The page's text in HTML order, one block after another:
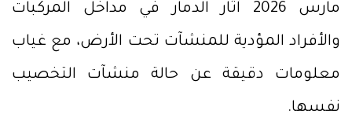
مارس 2026 آثار الدمار في مداخل المركبات
والأفراد المؤدية للمنشآت تحت الأرض، مع غياب
معلومات دقيقة عن حالة منشآت التخصيب
نفسها.